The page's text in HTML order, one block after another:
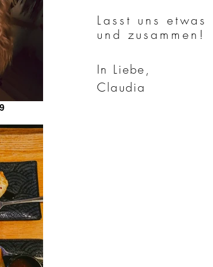
Lasst uns
und zusammen!
In Liebe,
Claudia